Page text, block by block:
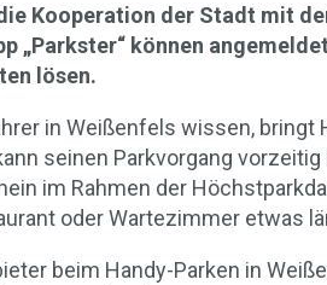
Kooperation der Stadt mit
„Parkster“ können
lösen.
in Weißenfels wissen,
seinen Parkvorgang
im Rahmen der
oder Wartezimmer etwas
beim Handy-Parken in